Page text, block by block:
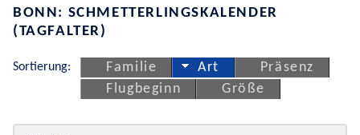
BONN: SCHMETTERLINGSKALENDER
(TAGFALTER)
Sortierung: Familie Art
Präsenz
Flugbeginn
Größe